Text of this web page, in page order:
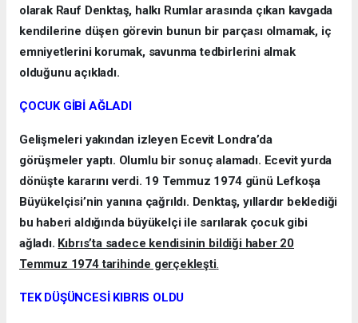
olarak Rauf Denktaş, halkı Rumlar arasında çıkan kavgada
kendilerine düşen görevin bunun bir parçası olmamak, iç
emniyetlerini korumak, savunma tedbirlerini almak
olduğunu açıkladı.
ÇOCUK GİBİ AĞLADI
Gelişmeleri yakından izleyen Ecevit Londra’da
görüşmeler yaptı. Olumlu bir sonuç alamadı. Ecevit yurda
dönüşte kararını verdi. 19 Temmuz 1974 günü Lefkoşa
Büyükelçisi’nin yanına çağrıldı. Denktaş, yıllardır beklediği
bu haberi aldığında büyükelçi ile sarılarak çocuk gibi
ağladı. Kıbrıs’ta sadece kendisinin bildiği haber 20
Temmuz 1974 tarihinde gerçekleşti.
TEK DÜŞÜNCESİ KIBRIS OLDU